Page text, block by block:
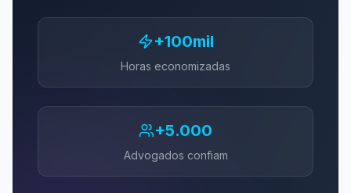
+100mil
Horas economizadas
+5.000
Advogados confiam